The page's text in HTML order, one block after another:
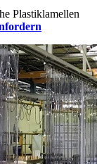
Plastiklamellen